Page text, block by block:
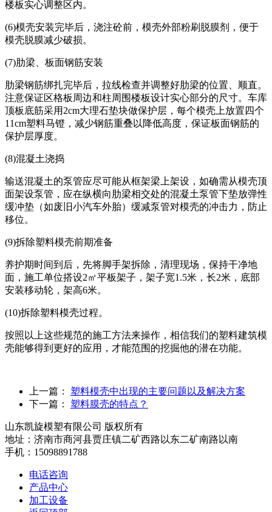
楼板实心调整区内。
(6)模壳安装完毕后，浇注砼前，模壳外部粉刷脱膜剂，便于
模壳脱膜减少破损。
(7)肋梁、板面钢筋安装
肋梁钢筋绑扎完毕后，拉线检查并调整好肋梁的位置、顺直。
注意保证区格板周边和柱周围楼板设计实心部分的尺寸。车库
顶板底筋采用2cm大理石垫块做保护层，每个模壳上放置四个
11cm塑料马镫，减少钢筋重叠以降低高度，保证板面钢筋的
保护层厚度。
(8)混凝土浇捣
输送混凝土的泵管应尽可能从框架梁上架设，如确需从模壳顶
面架设泵管，应在纵横向肋梁相交处的混凝土泵管下垫放弹性
缓冲垫（如废旧小汽车外胎）缓减泵管对模壳的冲击力，防止
移位。
(9)拆除塑料模壳前期准备
养护期时间到后，先将脚手架拆除，清理现场，保持干净地
面，施工单位搭设2㎡平板架子，架子宽1.5米，长2米，底部
安装移动轮，架高6米。
(10)拆除塑料模壳过程。
按照以上这些规范的施工方法来操作，相信我们的塑料建筑模
壳能够得到更好的应用，才能范围的挖掘他的潜在功能。
上一篇：
塑料模壳中出现的主要问题以及解决方案
下一篇：
塑料膜壳的特点？
山东凯旋模塑有限公司 版权所有
地址：济南市商河县贾庄镇二矿西路以东二矿南路以南
手机：15098891788
电话咨询
产品中心
加工设备